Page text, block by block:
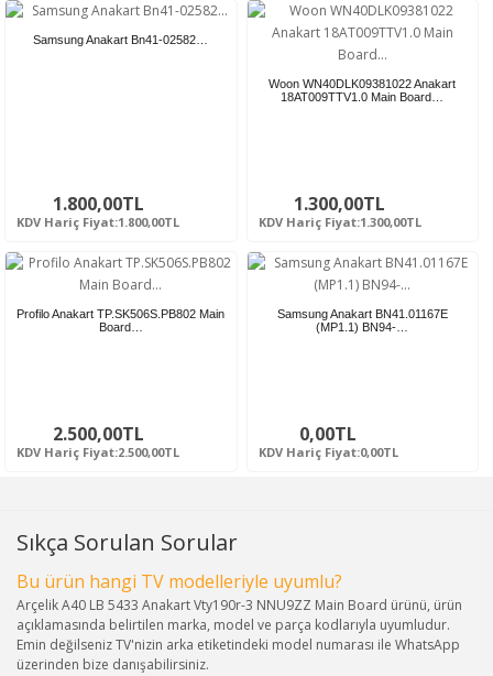
Samsung Anakart Bn41-02582…
1.800,00TL
KDV Hariç Fiyat:1.800,00TL
Woon WN40DLK09381022 Anakart
18AT009TTV1.0 Main Board…
1.300,00TL
KDV Hariç Fiyat:1.300,00TL
Profilo Anakart TP.SK506S.PB802 Main
Board…
2.500,00TL
KDV Hariç Fiyat:2.500,00TL
Samsung Anakart BN41.01167E
(MP1.1) BN94-…
0,00TL
KDV Hariç Fiyat:0,00TL
Sıkça Sorulan Sorular
Bu ürün hangi TV modelleriyle uyumlu?
Arçelik A40 LB 5433 Anakart Vty190r-3 NNU9ZZ Main Board ürünü, ürün
açıklamasında belirtilen marka, model ve parça kodlarıyla uyumludur.
Emin değilseniz TV'nizin arka etiketindeki model numarası ile WhatsApp
üzerinden bize danışabilirsiniz.